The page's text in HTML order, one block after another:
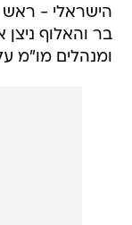
הישראלי - ראש
בר והאלוף
ומנהלים מו"מ